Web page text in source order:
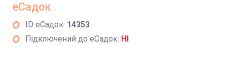
еСадок
ID еСадок: 14353
Підключений до еСадок: НІ